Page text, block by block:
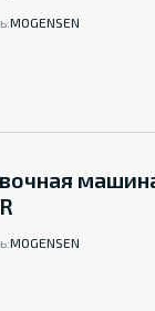
MOGENSEN
MOGENSEN